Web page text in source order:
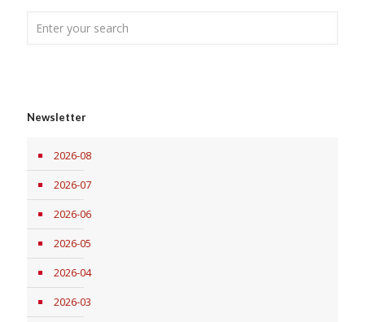
Newsletter
2026-08
2026-07
2026-06
2026-05
2026-04
2026-03